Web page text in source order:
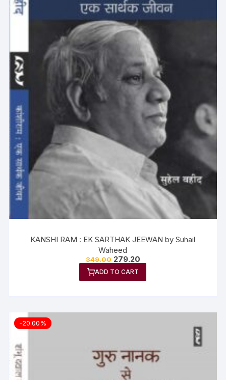
KANSHI RAM : EK SARTHAK JEEWAN by Suhail
Waheed
349.00 279.20
ADD TO CART
-20.00%